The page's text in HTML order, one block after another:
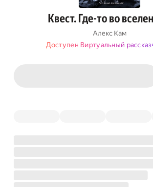
Квест. Где-то во
Алекс Кам
Доступен Виртуальный